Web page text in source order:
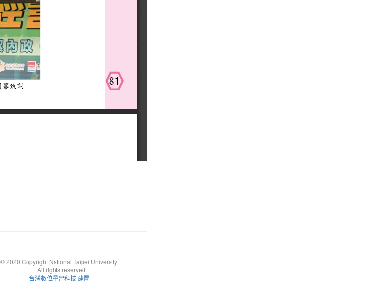
© 2020 Copyright National Taipei University
All rights reserved.
台灣數位學習科技 建置